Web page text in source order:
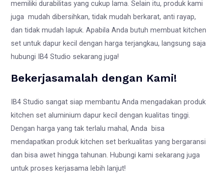
memiliki durabilitas yang cukup lama. Selain itu, produk kami
juga mudah dibersihkan, tidak mudah berkarat, anti rayap,
dan tidak mudah lapuk. Apabila Anda butuh membuat kitchen
set untuk dapur kecil dengan harga terjangkau, langsung saja
hubungi IB4 Studio sekarang juga!
Bekerjasamalah dengan Kami!
IB4 Studio sangat siap membantu Anda mengadakan produk
kitchen set aluminium dapur kecil dengan kualitas tinggi.
Dengan harga yang tak terlalu mahal, Anda bisa
mendapatkan produk kitchen set berkualitas yang bergaransi
dan bisa awet hingga tahunan. Hubungi kami sekarang juga
untuk proses kerjasama lebih lanjut!